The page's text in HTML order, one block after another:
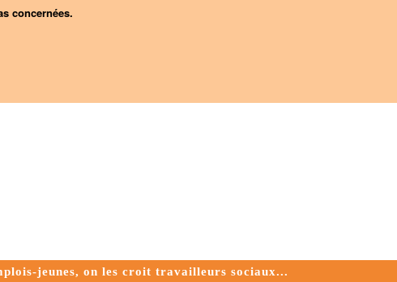
concernées.
jeunes, on les croit travailleurs sociaux...